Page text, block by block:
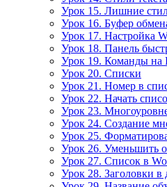
Урок 15. Лишние
Урок 16. Буфер
Урок 17. Настройка
Урок 18. Панель
Урок 19. Команды на
Урок 20. Списки
Урок 21. Номер в
Урок 22. Начать
Урок 23.
Урок 24. Создание
Урок 25.
Урок 26. Уменьшить
Урок 27. Список в
Урок 28. Заголовки в